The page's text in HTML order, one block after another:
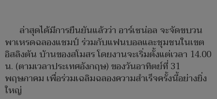
ล่าสุดได้มีการยืนยันแล้วว่า อาร์เซน่อล จะจัดขบวน
พาเหรดฉลองแชมป์ ร่วมกับแฟนบอลและชุมชนในเขต
อิสลิงตัน บ้านของสโมสร โดยงานจะเริ่มตั้งแต่เวลา 14.00
น. (ตามเวลาประเทศอังกฤษ) ของวันอาทิตย์ที่ 31
พฤษภาคม เพื่อร่วมเฉลิมฉลองความสำเร็จครั้งนี้อย่างยิ่ง
ใหญ่